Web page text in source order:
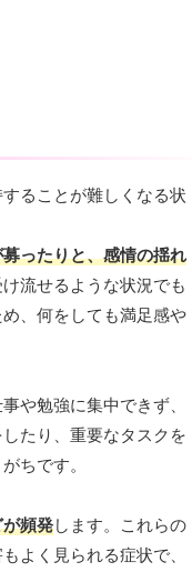
ることが難しくなる状
ったりと、感情の揺れ
流せるような状況でも
、何をしても満足感や
や勉強に集中できず、
たり、重要なタスクを
ちです。
頻発します。これらの
よく見られる症状で、